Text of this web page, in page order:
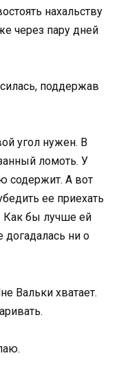
нахальству
через пару дней
поддержав
угол нужен. В
ломоть. У
содержит. А вот
ее приехать
Как бы лучше ей
догадалась ни о
Вальки хватает.